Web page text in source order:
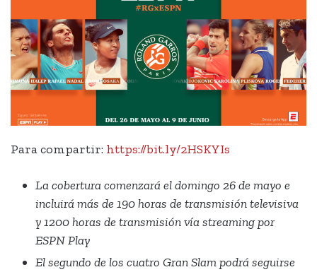
Para compartir: https://bit.ly/2HSKYIs
La cobertura comenzará el domingo 26 de mayo e
incluirá más de 190 horas de transmisión televisiva
y 1200 horas de transmisión vía streaming por
ESPN Play
El segundo de los cuatro Gran Slam podrá seguirse